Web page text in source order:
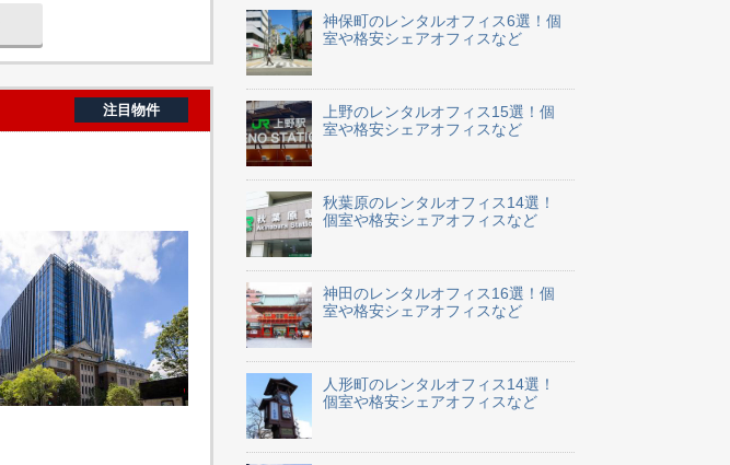
注目物件
神保町のレンタルオフィス6選！個
室や格安シェアオフィスなど
上野のレンタルオフィス15選！個
室や格安シェアオフィスなど
秋葉原のレンタルオフィス14選！
個室や格安シェアオフィスなど
神田のレンタルオフィス16選！個
室や格安シェアオフィスなど
人形町のレンタルオフィス14選！
個室や格安シェアオフィスなど